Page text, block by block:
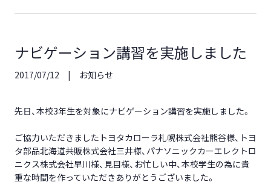
ナビゲーション講習を実施しました
2017/07/12 お知らせ
先日、本校3年生を対象にナビゲーション講習を実施しました。
ご協力いただきましたトヨタカローラ札幌株式会社熊谷様、トヨ
タ部品北海道共販株式会社三井様、パナソニックカーエレクトロ
ニクス株式会社早川様、見目様、お忙しい中、本校学生の為に貴
重な時間を作っていただきありがとうございました。